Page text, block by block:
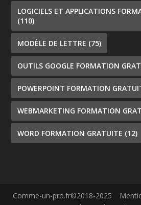
LOGICIELS ET APPLICATIONS
(110)
MODÈLE DE LETTRE (75)
OUTILS GOOGLE FORMATION
POWERPOINT FORMATION
WEBMARKETING FORMATION
WORD FORMATION GRATUITE (12)
Comme-un-pro.fr©2018-2025